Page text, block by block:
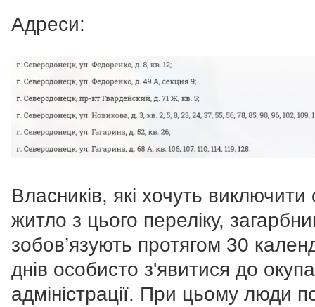
Адреси:
Власників, які хочуть виключити
житло з цього переліку,
зобов’язують протягом 30
днів особисто з'явитися до
адміністрації. При цьому люди